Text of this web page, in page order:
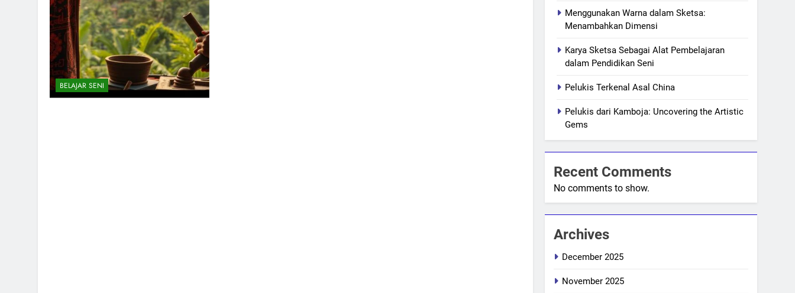
BELAJAR SENI
Menggunakan Warna dalam Sketsa:
Menambahkan Dimensi
Karya Sketsa Sebagai Alat Pembelajaran
dalam Pendidikan Seni
Pelukis Terkenal Asal China
Pelukis dari Kamboja: Uncovering the Artistic
Gems
Recent Comments
No comments to show.
Archives
December 2025
November 2025